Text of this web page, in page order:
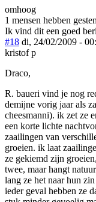
omhoog
1 mensen hebben
Ik vind dit een goed
#18 di, 24/02/2009 -
kristof p
Draco,
R. baueri vind je nog
demijne vorig jaar als
cheesmanni). ik zet ze
een korte lichte
zaailingen van
groeien. ik laat
ze gekiemd zijn
twee, maar hangt
lang ze het naar hun
ieder geval hebben ze